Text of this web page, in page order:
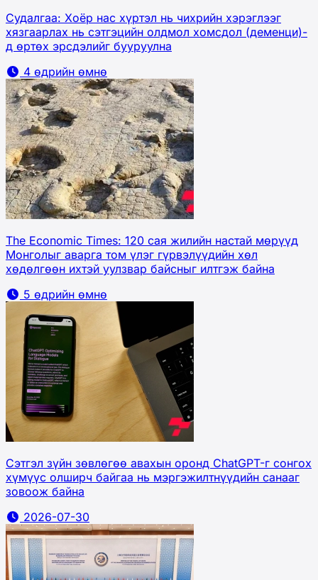
Судалгаа: Хоёр нас хүртэл нь чихрийн хэрэглээг
хязгаарлах нь сэтгэцийн олдмол хомсдол (деменци)-
д өртөх эрсдэлийг бууруулна
4 өдрийн өмнө
The Economic Times: 120 сая жилийн настай мөрүүд
Монголыг аварга том үлэг гүрвэлүүдийн хөл
хөдөлгөөн ихтэй уулзвар байсныг илтгэж байна
5 өдрийн өмнө
Сэтгэл зүйн зөвлөгөө авахын оронд ChatGPT-г сонгох
хүмүүс олширч байгаа нь мэргэжилтнүүдийн санааг
зовоож байна
2026-07-30